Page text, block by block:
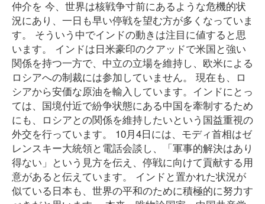
仲介を 今、世界は核戦争寸前にあるような危機的状
況にあり、一日も早い停戦を望む方が多くなっていま
す。 そういう中でインドの動きは注目に値すると思
います。 インドは日米豪印のクアッドで米国と強い
関係を持つ一方で、中立の立場を維持し、欧米による
ロシアへの制裁には参加していません。 現在も、ロ
シアから安価な原油を輸入しています。インドにとっ
ては、国境付近で紛争状態にある中国を牽制するため
にも、ロシアとの関係を維持したいという国益重視の
外交を行っています。 10月4日には、モディ首相はゼ
レンスキー大統領と電話会談し、「軍事的解決はあり
得ない」という見方を伝え、停戦に向けて貢献する用
意があると伝えています。 インドと置かれた状況が
似ている日本も、世界の平和のために積極的に努力す